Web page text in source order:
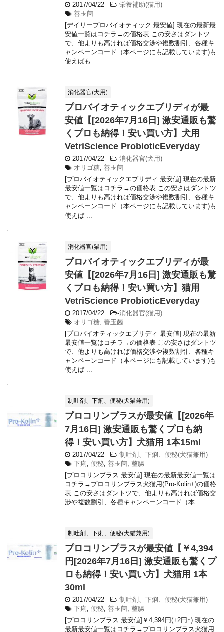
2017/04/22 -栄養補助(猫用)
善玉菌
[デイリープロバイオティック 最安値] 現在の最新最
安値一覧はコチラ→の価格表 この安さはダントツ
で、他よりも高ければ価格交渉や複数割引、各種キ
ャンペーンコード（本ページにも記載しています)も
使えばも ...
消化器官(犬用)
プロバイオティックエブリディが最
安値【[2026年7月16日] 激安通販も驚
くプロも納得！安い買い方】犬用
VetriScience ProbioticEveryday
2017/04/22 -消化器官(犬用)
オリゴ糖, 善玉菌
[プロバイオティックエブリディ 最安値] 現在の最新
最安値一覧はコチラ→の価格表 この安さはダントツ
で、他よりも高ければ価格交渉や複数割引、各種キ
ャンペーンコード（本ページにも記載しています)も
使えば ...
消化器官(猫用)
プロバイオティックエブリディが最
安値【[2026年7月16日] 激安通販も驚
くプロも納得！安い買い方】猫用
VetriScience ProbioticEveryday
2017/04/22 -消化器官(猫用)
オリゴ糖, 善玉菌
[プロバイオティックエブリディ 最安値] 現在の最新
最安値一覧はコチラ→の価格表 この安さはダントツ
で、他よりも高ければ価格交渉や複数割引、各種キ
ャンペーンコード（本ページにも記載しています)も
使えば ...
制吐剤、下痢、便秘(犬猫兼用)
プロコリンプラスが最安値【[2026年
7月16日] 激安通販も驚くプロも納
得！安い買い方】犬猫用 1本15ml
2017/04/22 -制吐剤、下痢、便秘(犬猫兼用)
下痢, 便秘, 善玉菌, 整腸
[プロコリンプラス 最安値] 現在の最新最安値一覧は
コチラ→プロコリンプラス犬猫用(Pro-Kolin+)の価格
表 この安さはダントツで、他よりも高ければ価格交
渉や複数割引、各種キャンペーンコード（本 ...
制吐剤、下痢、便秘(犬猫兼用)
プロコリンプラスが最安値【￥4,394
円[2026年7月16日] 激安通販も驚くプ
ロも納得！安い買い方】犬猫用 1本
30ml
2017/04/22 -制吐剤、下痢、便秘(犬猫兼用)
下痢, 便秘, 善玉菌, 整腸
[プロコリンプラス 最安値]￥4,394円(+2円↑) 現在の
最新最安値一覧はコチラ→プロコリンプラス犬猫用